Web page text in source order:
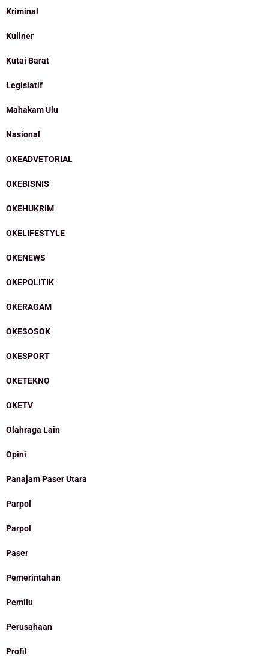
Kriminal
Kuliner
Kutai Barat
Legislatif
Mahakam Ulu
Nasional
OKEADVETORIAL
OKEBISNIS
OKEHUKRIM
OKELIFESTYLE
OKENEWS
OKEPOLITIK
OKERAGAM
OKESOSOK
OKESPORT
OKETEKNO
OKETV
Olahraga Lain
Opini
Panajam Paser Utara
Parpol
Parpol
Paser
Pemerintahan
Pemilu
Perusahaan
Profil